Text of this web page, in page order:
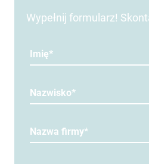
Wypełnij formularz!
Imię*
Nazwisko*
Nazwa firmy*